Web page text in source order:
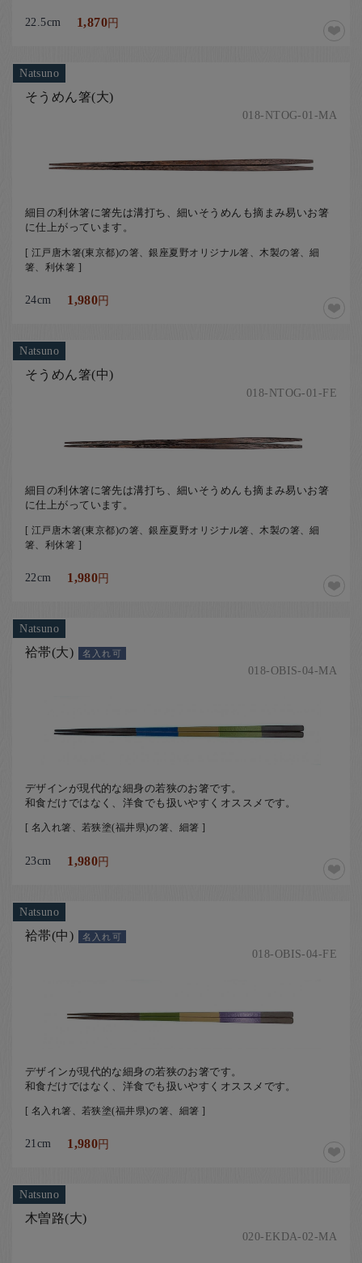
22.5cm 1,870円
Natsuno
そうめん箸(大)
018-NTOG-01-MA
細目の利休箸に箸先は溝打ち、細いそうめんも摘まみ易いお箸
に仕上がっています。
[ 江戸唐木箸(東京都)の箸、銀座夏野オリジナル箸、木製の箸、細
箸、利休箸 ]
24cm 1,980円
Natsuno
そうめん箸(中)
018-NTOG-01-FE
細目の利休箸に箸先は溝打ち、細いそうめんも摘まみ易いお箸
に仕上がっています。
[ 江戸唐木箸(東京都)の箸、銀座夏野オリジナル箸、木製の箸、細
箸、利休箸 ]
22cm 1,980円
Natsuno
袷帯(大) 名入れ可
018-OBIS-04-MA
デザインが現代的な細身の若狭のお箸です。
和食だけではなく、洋食でも扱いやすくオススメです。
[ 名入れ箸、若狭塗(福井県)の箸、細箸 ]
23cm 1,980円
Natsuno
袷帯(中) 名入れ可
018-OBIS-04-FE
デザインが現代的な細身の若狭のお箸です。
和食だけではなく、洋食でも扱いやすくオススメです。
[ 名入れ箸、若狭塗(福井県)の箸、細箸 ]
21cm 1,980円
Natsuno
木曽路(大)
020-EKDA-02-MA